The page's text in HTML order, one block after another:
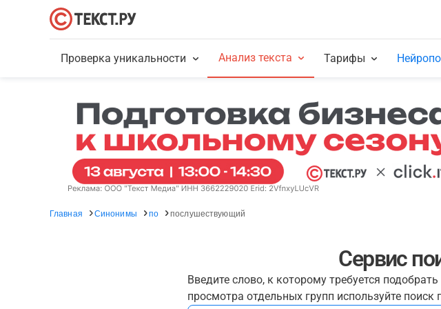
Проверка уникальности Анализ текста Тарифы
Главная Синонимы по послушествующий
Сервис
Введите слово, к которому требуется
просмотра отдельных групп используйте поиск